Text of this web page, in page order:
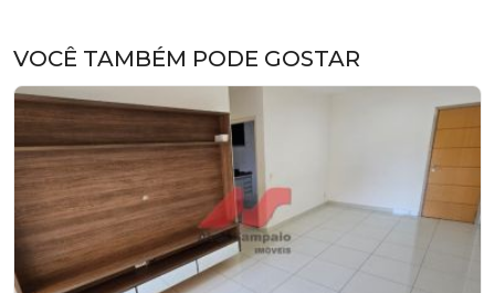
VOCÊ TAMBÉM PODE GOSTAR